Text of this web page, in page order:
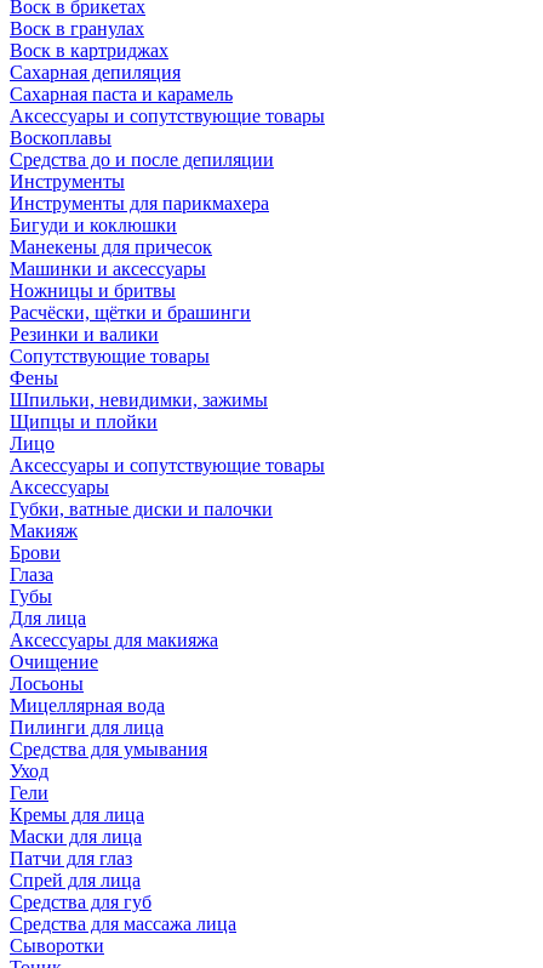
Воск в брикетах
Воск в гранулах
Воск в картриджах
Сахарная депиляция
Сахарная паста и карамель
Аксессуары и сопутствующие товары
Воскоплавы
Средства до и после депиляции
Инструменты
Инструменты для парикмахера
Бигуди и коклюшки
Манекены для причесок
Машинки и аксессуары
Ножницы и бритвы
Расчёски, щётки и брашинги
Резинки и валики
Сопутствующие товары
Фены
Шпильки, невидимки, зажимы
Щипцы и плойки
Лицо
Аксессуары и сопутствующие товары
Аксессуары
Губки, ватные диски и палочки
Макияж
Брови
Глаза
Губы
Для лица
Аксессуары для макияжа
Очищение
Лосьоны
Мицеллярная вода
Пилинги для лица
Средства для умывания
Уход
Гели
Кремы для лица
Маски для лица
Патчи для глаз
Спрей для лица
Средства для губ
Средства для массажа лица
Сыворотки